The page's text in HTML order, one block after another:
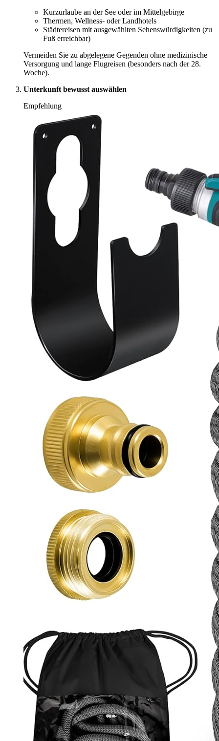
Kurzurlaube an der See oder im Mittelgebirge
Thermen, Wellness- oder Landhotels
Städtereisen mit ausgewählten Sehenswürdigkeiten (zu
Fuß erreichbar)
Vermeiden Sie zu abgelegene Gegenden ohne medizinische
Versorgung und lange Flugreisen (besonders nach der 28.
Woche).
Unterkunft bewusst auswählen
Empfehlung